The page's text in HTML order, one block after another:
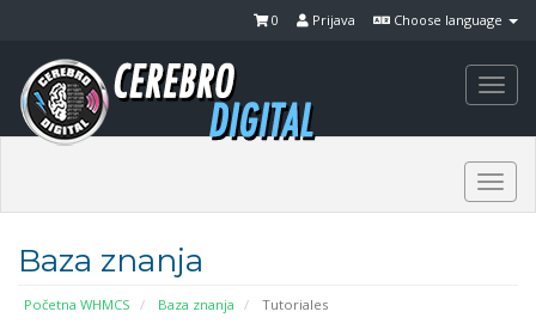
Choose language
Prijava
0
Baza znanja
Početna WHMCS Baza znanja Tutoriales